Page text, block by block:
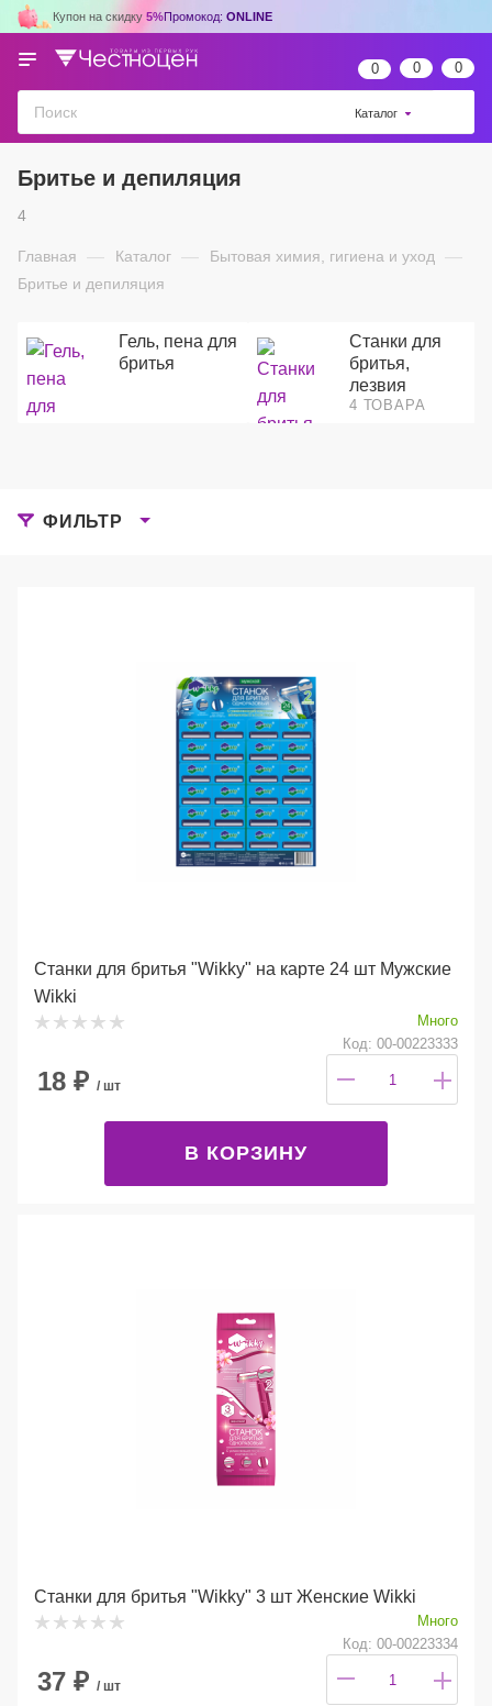
Купон на скидку 5%Промокод: ONLINE
0 0 0
Каталог
Бритье и депиляция
4
Главная — Каталог — Бытовая химия, гигиена и уход —
Бритье и депиляция
Гель, пена для
бритья
Станки для
бритья,
лезвия
4 ТОВАРА
ФИЛЬТР
Станки для бритья "Wikky" на карте 24 шт Мужские
Wikki
Много
Код: 00-00223333
18 ₽ / шт
В КОРЗИНУ
Станки для бритья "Wikky" 3 шт Женские Wikki
Много
Код: 00-00223334
37 ₽ / шт